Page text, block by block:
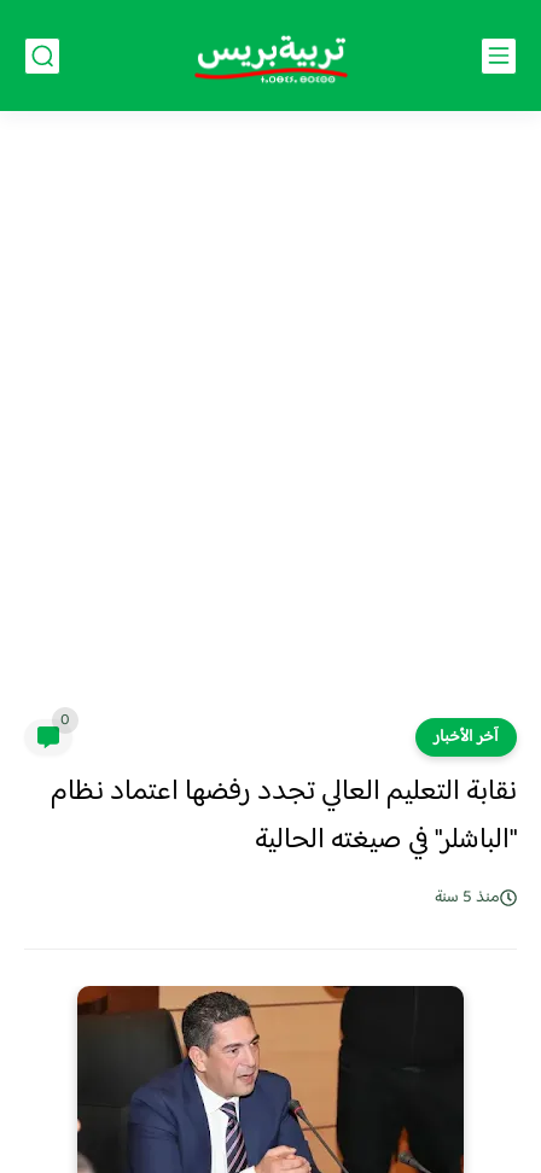
آخر الأخبار
0
نقابة التعليم العالي تجدد رفضها اعتماد نظام
"الباشلر" في صيغته الحالية
منذ 5 سنة